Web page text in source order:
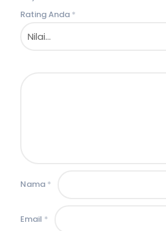
Rating Anda *
Nama *
Email *